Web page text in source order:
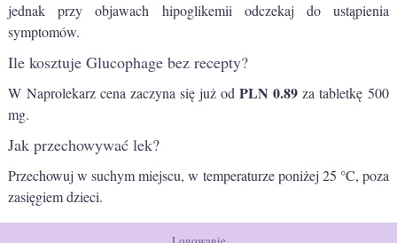
jednak przy objawach hipoglikemii odczekaj do ustąpienia
symptomów.
Ile kosztuje Glucophage bez recepty?
W Naprolekarz cena zaczyna się już odPLN 0.89 za tabletkę 500
mg.
Jak przechowywać lek?
Przechowuj w suchym miejscu, w temperaturze poniżej 25 °C, poza
zasięgiem dzieci.